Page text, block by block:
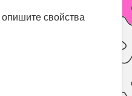
свойства